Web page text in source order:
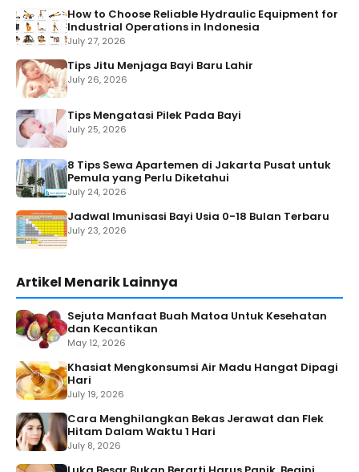
How to Choose Reliable Hydraulic Equipment for
Industrial Operations in Indonesia
July 27, 2026
Tips Jitu Menjaga Bayi Baru Lahir
July 26, 2026
Tips Mengatasi Pilek Pada Bayi
July 25, 2026
8 Tips Sewa Apartemen di Jakarta Pusat untuk
Pemula yang Perlu Diketahui
July 24, 2026
Jadwal Imunisasi Bayi Usia 0-18 Bulan Terbaru
July 23, 2026
Artikel Menarik Lainnya
Sejuta Manfaat Buah Matoa Untuk Kesehatan
dan Kecantikan
May 12, 2026
Khasiat Mengkonsumsi Air Madu Hangat Dipagi
Hari
July 19, 2026
Cara Menghilangkan Bekas Jerawat dan Flek
Hitam Dalam Waktu 1 Hari
July 8, 2026